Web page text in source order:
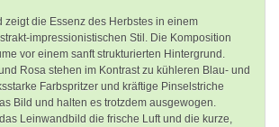
zeigt die Essenz des Herbstes in einem
impressionistischen Stil. Die Komposition
vor einem sanft strukturierten Hintergrund.
Rosa stehen im Kontrast zu kühleren Blau- und
Farbspritzer und kräftige Pinselstriche
Bild und halten es trotzdem ausgewogen.
Leinwandbild die frische Luft und die kurze,